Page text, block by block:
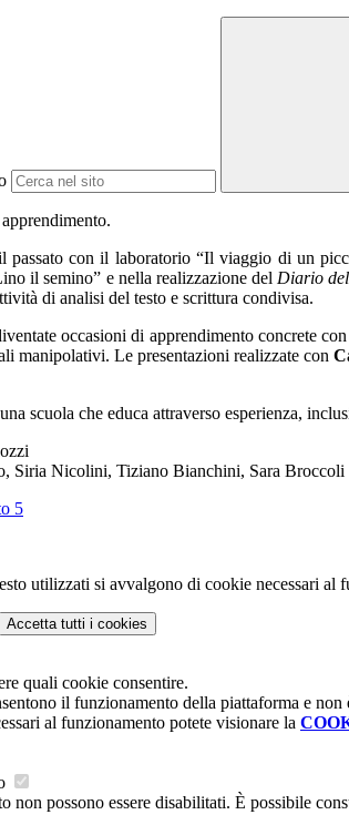
con il laboratorio “Il viaggio di un
il semino” e nella realizzazione del Diario
di analisi del testo e scrittura condivisa.
occasioni di apprendimento concrete
manipolativi. Le presentazioni realizzate con
scuola che educa attraverso esperienza,
Siria Nicolini, Tiziano Bianchini, Sara Broccoli
5
utilizzati si avvalgono di cookie necessari
Accetta tutti i cookies
quali cookie consentire.
il funzionamento della piattaforma e
al funzionamento potete visionare la
non possono essere disabilitati. È possibile